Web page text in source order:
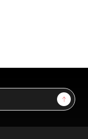
Sign Up